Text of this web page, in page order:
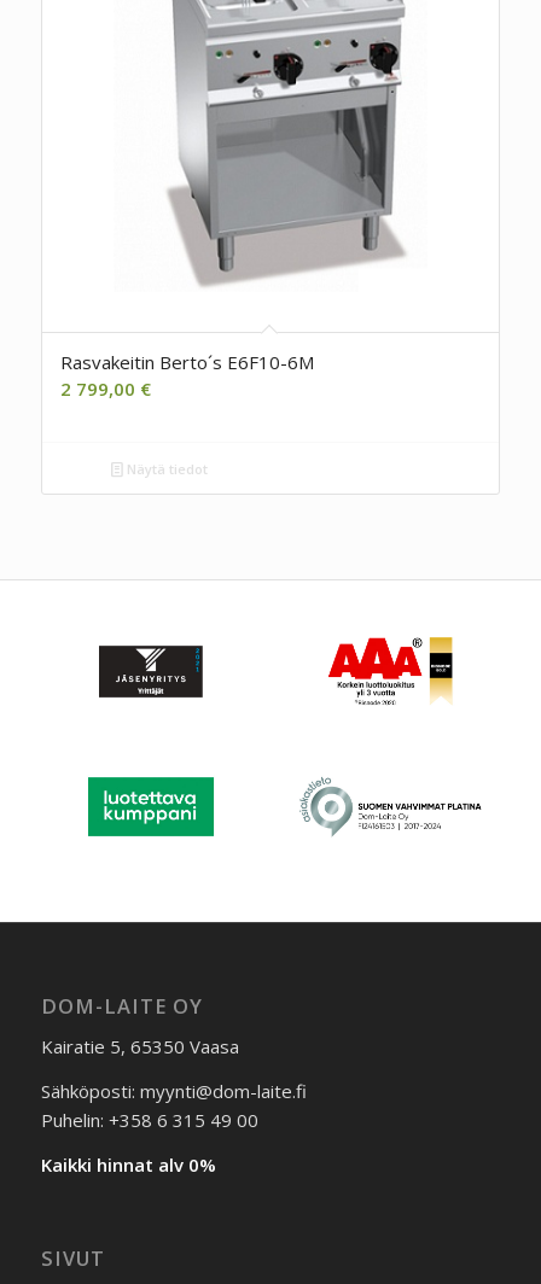
Rasvakeitin Berto´s E6F10-6M
2 799,00 €
Näytä tiedot
DOM-LAITE OY
Kairatie 5, 65350 Vaasa
Sähköposti: myynti@dom-laite.fi
Puhelin: +358 6 315 49 00
Kaikki hinnat alv 0%
SIVUT